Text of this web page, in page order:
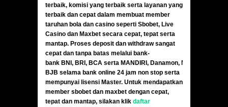
terbaik, komisi yang terbaik serta layanan yang
terbaik dan cepat dalam membuat member
taruhan bola dan casino seperti Sbobet, Live
Casino dan Maxbet secara cepat, tepat serta
mantap. Proses deposit dan withdraw sangat
cepat dan tanpa batas melalui bank-
bank BNI, BRI, BCA serta MANDIRI, Danamon, Niaga,
BJB selama bank online 24 jam non stop serta
mempunyai lisensi Master. Untuk mendapatkan
member sbobet dan maxbet dengan cepat,
tepat dan mantap, silakan klik daftar